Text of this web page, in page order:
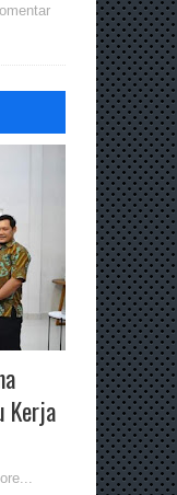
Kerja